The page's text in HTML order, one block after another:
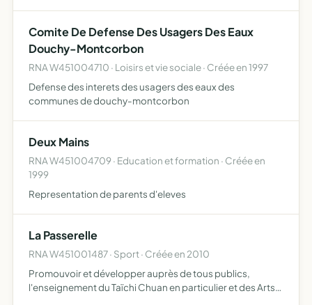
Comite De Defense Des Usagers Des Eaux
Douchy-Montcorbon
RNA W451004710 · Loisirs et vie sociale · Créée en 1997
Defense des interets des usagers des eaux des
communes de douchy-montcorbon
Deux Mains
RNA W451004709 · Education et formation · Créée en
1999
Representation de parents d'eleves
La Passerelle
RNA W451001487 · Sport · Créée en 2010
Promouvoir et développer auprès de tous publics,
l'enseignement du Taïchi Chuan en particulier et des Arts